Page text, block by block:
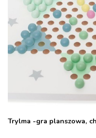
Trylma -gra planszowa,